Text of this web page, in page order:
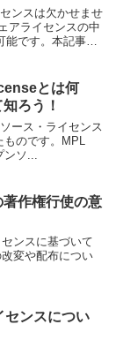
ンスは欠かせませ
アライセンスの中
能です。本記事で
ださい。とは何
ろう！
ース・ライセンス
ものです。MPL
ンソ...
作権行使の意
ンスに基づいて
変や配布につい
センスについ